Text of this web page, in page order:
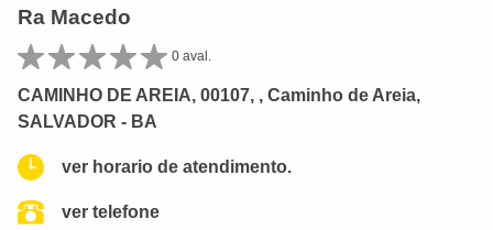
Ra Macedo
0 aval.
CAMINHO DE AREIA, 00107, , Caminho de Areia,
SALVADOR - BA
ver horario de atendimento.
ver telefone